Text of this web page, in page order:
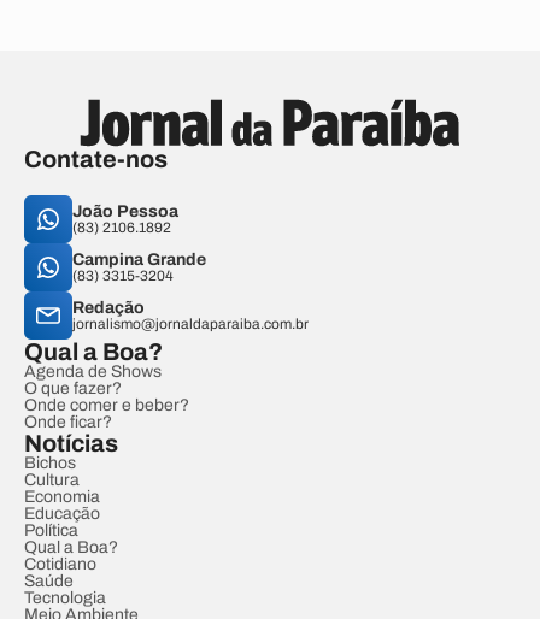
Contate-nos
João Pessoa
(83) 2106.1892
Campina Grande
(83) 3315-3204
Redação
jornalismo@jornaldaparaiba.com.br
Qual a Boa?
Agenda de Shows
O que fazer?
Onde comer e beber?
Onde ficar?
Notícias
Bichos
Cultura
Economia
Educação
Política
Qual a Boa?
Cotidiano
Saúde
Tecnologia
Meio Ambiente